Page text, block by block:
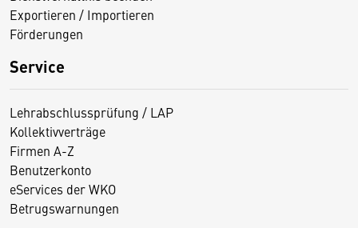
Exportieren / Importieren
Förderungen
Service
Lehrabschlussprüfung / LAP
Kollektivverträge
Firmen A-Z
Benutzerkonto
eServices der WKO
Betrugswarnungen